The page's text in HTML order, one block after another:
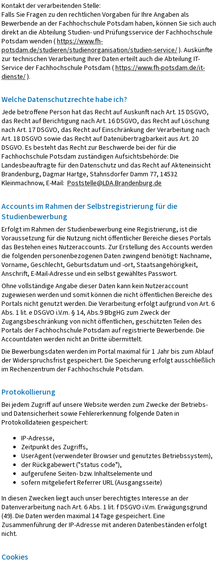
Kontakt der verarbeitenden Stelle:
Falls Sie Fragen zu den rechtlichen Vorgaben für Ihre Angaben als
Bewerbende an der Fachhochschule Potsdam haben, können Sie sich auch
direkt an die Abteilung Studien- und Prüfungsservice der Fachhochschule
Potsdam wenden (https://www.fh-
potsdam.de/studieren/studienorganisation/studien-service/). Auskünfte
zur technischen Verarbeitung Ihrer Daten erteilt auch die Abteilung IT-
Service der Fachhochschule Potsdam (https://www.fh-potsdam.de/it-
dienste/).
Welche Datenschutzrechte habe ich?
Jede betroffene Person hat das Recht auf Auskunft nach Art. 15 DSGVO,
das Recht auf Berichtigung nach Art. 16 DSGVO, das Recht auf Löschung
nach Art. 17 DSGVO, das Recht auf Einschränkung der Verarbeitung nach
Art. 18 DSGVO sowie das Recht auf Datenübertragbarkeit aus Art. 20
DSGVO. Es besteht das Recht zur Beschwerde bei der für die
Fachhochschule Potsdam zuständigen Aufsichtsbehörde: Die
Landesbeauftragte für den Datenschutz und das Recht auf Akteneinsicht
Brandenburg, Dagmar Hartge, Stahnsdorfer Damm 77, 14532
Kleinmachnow, E-Mail: Poststelle@LDA.Brandenburg.de
Accounts im Rahmen der Selbstregistrierung für die
Studienbewerbung
Erfolgt im Rahmen der Studienbewerbung eine Registrierung, ist die
Voraussetzung für die Nutzung nicht öffentlicher Bereiche dieses Portals
das Bestehen eines Nutzeraccounts. Zur Erstellung des Accounts werden
die folgenden personenbezogenen Daten zwingend benötigt: Nachname,
Vorname, Geschlecht, Geburtsdatum und -ort, Staatsangehörigkeit,
Anschrift, E-Mail-Adresse und ein selbst gewähltes Passwort.
Ohne vollständige Angabe dieser Daten kann kein Nutzeraccount
zugewiesen werden und somit können die nicht öffentlichen Bereiche des
Portals nicht genutzt werden. Die Verarbeitung erfolgt aufgrund von Art. 6
Abs. 1 lit. e DSGVO i.V.m. § 14, Abs.9 BbgHG zum Zweck der
Zugangsbeschränkung von nicht öffentlichen, geschützten Teilen des
Portals der Fachhochschule Potsdam auf registrierte Bewerbende. Die
Accountdaten werden nicht an Dritte übermittelt.
Die Bewerbungsdaten werden im Portal maximal für 1 Jahr bis zum Ablauf
der Widerspruchsfrist gespeichert. Die Speicherung erfolgt ausschließlich
im Rechenzentrum der Fachhochschule Potsdam.
Protokollierung
Bei jedem Zugriff auf unsere Website werden zum Zwecke der Betriebs-
und Datensicherheit sowie Fehlererkennung folgende Daten in
Protokolldateien gespeichert:
IP-Adresse,
Zeitpunkt des Zugriffs,
UserAgent (verwendeter Browser und genutztes Betriebssystem),
der Rückgabewert ("status code"),
aufgerufene Seiten- bzw. Inhaltselemente und
sofern mitgeliefert Referrer URL (Ausgangsseite)
In diesen Zwecken liegt auch unser berechtigtes Interesse an der
Datenverarbeitung nach Art. 6 Abs. 1 lit. f DSGVO i.V.m. Erwägungsgrund
(49). Die Daten werden maximal 14 Tage gespeichert. Eine
Zusammenführung der IP-Adresse mit anderen Datenbeständen erfolgt
nicht.
Cookies